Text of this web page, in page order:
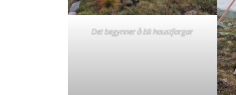
Det begynner å bli haustfargar